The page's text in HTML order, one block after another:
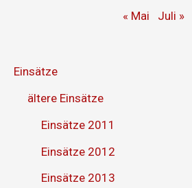
« Mai Juli »
Einsätze
ältere Einsätze
Einsätze 2011
Einsätze 2012
Einsätze 2013